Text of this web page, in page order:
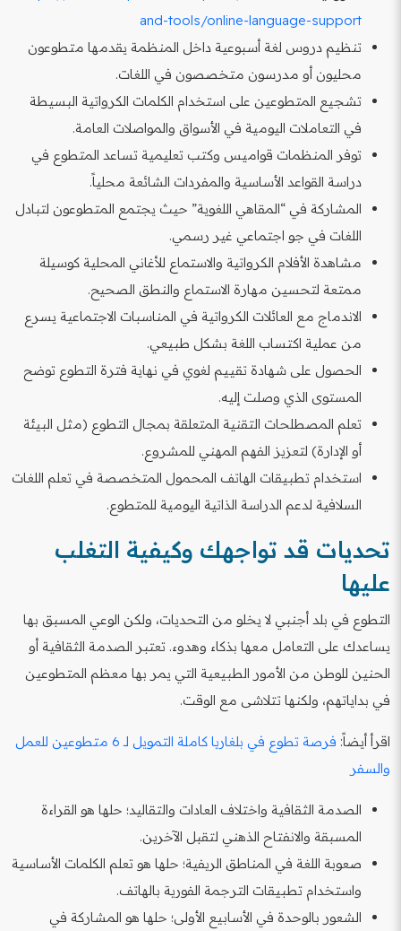
and-tools/online-language-support
تنظيم دروس لغة أسبوعية داخل المنظمة يقدمها متطوعون
محليون أو مدرسون متخصصون في اللغات.
تشجيع المتطوعين على استخدام الكلمات الكرواتية البسيطة
في التعاملات اليومية في الأسواق والمواصلات العامة.
توفر المنظمات قواميس وكتب تعليمية تساعد المتطوع في
دراسة القواعد الأساسية والمفردات الشائعة محلياً.
المشاركة في “المقاهي اللغوية” حيث يجتمع المتطوعون لتبادل
اللغات في جو اجتماعي غير رسمي.
مشاهدة الأفلام الكرواتية والاستماع للأغاني المحلية كوسيلة
ممتعة لتحسين مهارة الاستماع والنطق الصحيح.
الاندماج مع العائلات الكرواتية في المناسبات الاجتماعية يسرع
من عملية اكتساب اللغة بشكل طبيعي.
الحصول على شهادة تقييم لغوي في نهاية فترة التطوع توضح
المستوى الذي وصلت إليه.
تعلم المصطلحات التقنية المتعلقة بمجال التطوع (مثل البيئة
أو الإدارة) لتعزيز الفهم المهني للمشروع.
استخدام تطبيقات الهاتف المحمول المتخصصة في تعلم اللغات
السلافية لدعم الدراسة الذاتية اليومية للمتطوع.
تحديات قد تواجهك وكيفية التغلب
عليها
التطوع في بلد أجنبي لا يخلو من التحديات، ولكن الوعي المسبق بها
يساعدك على التعامل معها بذكاء وهدوء. تعتبر الصدمة الثقافية أو
الحنين للوطن من الأمور الطبيعية التي يمر بها معظم المتطوعين
في بداياتهم، ولكنها تتلاشى مع الوقت.
اقرأ أيضاً:
فرصة تطوع في بلغاريا كاملة التمويل لـ 6 متطوعين للعمل
والسفر
الصدمة الثقافية واختلاف العادات والتقاليد؛ حلها هو القراءة
المسبقة والانفتاح الذهني لتقبل الآخرين.
صعوبة اللغة في المناطق الريفية؛ حلها هو تعلم الكلمات الأساسية
واستخدام تطبيقات الترجمة الفورية بالهاتف.
الشعور بالوحدة في الأسابيع الأولى؛ حلها هو المشاركة في